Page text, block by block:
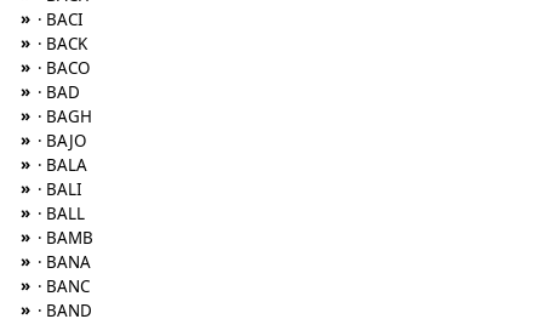
» · BACI
» · BACK
» · BACO
» · BAD
» · BAGH
» · BAJO
» · BALA
» · BALI
» · BALL
» · BAMB
» · BANA
» · BANC
» · BAND